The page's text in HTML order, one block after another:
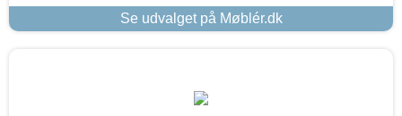
Se udvalget på Møblér.dk